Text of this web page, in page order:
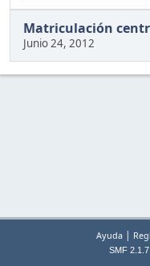
Matriculación
Junio 24, 2012
Ayuda |
SMF